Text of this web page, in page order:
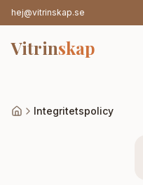
hej@vitrinskap.se
Vitrinskap
Integritetspolicy